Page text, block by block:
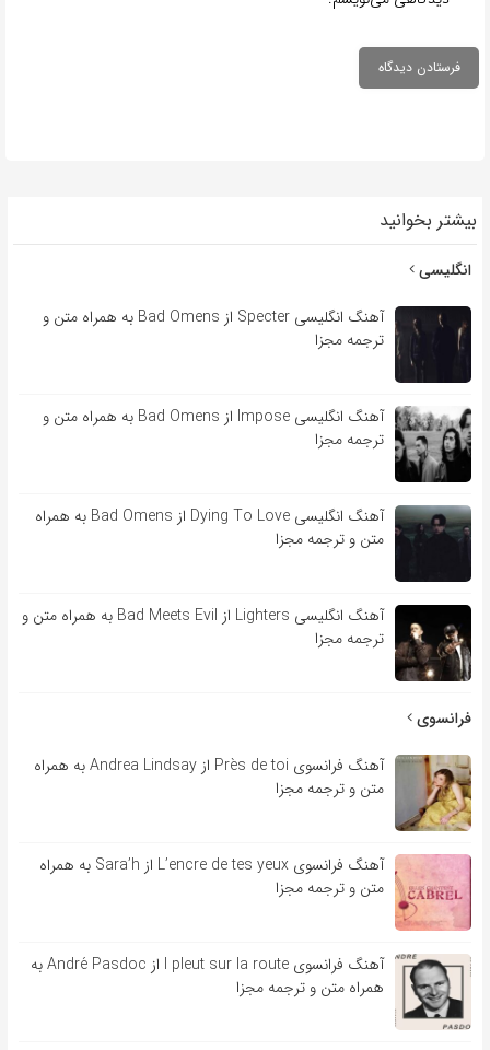
بیشتر بخوانید
انگلیسی
آهنگ انگلیسی Specter از Bad Omens به همراه متن و
ترجمه مجزا
آهنگ انگلیسی Impose از Bad Omens به همراه متن و
ترجمه مجزا
آهنگ انگلیسی Dying To Love از Bad Omens به همراه
متن و ترجمه مجزا
آهنگ انگلیسی Lighters از Bad Meets Evil به همراه متن و
ترجمه مجزا
فرانسوی
آهنگ فرانسوی Près de toi از Andrea Lindsay به همراه
متن و ترجمه مجزا
آهنگ فرانسوی L’encre de tes yeux از Sara’h به همراه
متن و ترجمه مجزا
آهنگ فرانسوی l pleut sur la route از André Pasdoc به
همراه متن و ترجمه مجزا